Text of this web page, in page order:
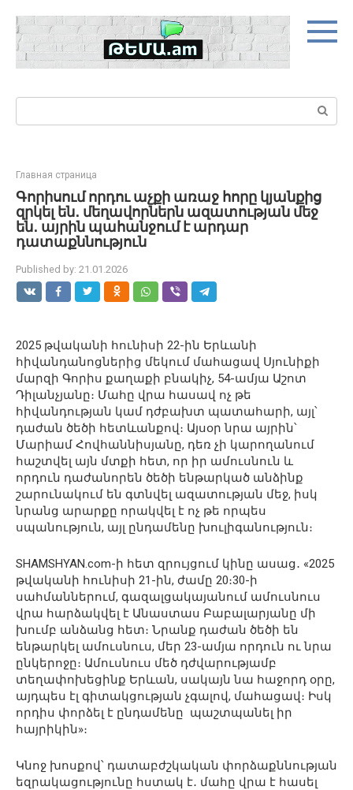
content
Search:
Главная страница
Գորիսում որդու աչքի առաջ հորը կյանքից
զրկել են․ մեղավորներն ազատության մեջ
են․ այրին պահանջում է արդար
դատաքննություն
Published by: 21.01.2026
2025 թվականի հունիսի 22-ին Երևանի
հիվանդանոցներից մեկում մահացավ Սյունիքի
մարզի Գորիս քաղաքի բնակիչ, 54-ամյա Աշոտ
Դիլանչյանը։ Մահը վրա հասավ ոչ թե
հիվանդության կամ դժբախտ պատահարի, այլ՝
դաժան ծեծի հետևանքով։ Այսօր նրա այրին՝
Մարիամ Հովհաննիսյանը, դեռ չի կարողանում
հաշտվել այն մտքի հետ, որ իր ամուսնուն և
որդուն դաժանորեն ծեծի ենթարկած անձինք
շարունակում են գտնվել ազատության մեջ, իսկ
նրանց արարքը որակվել է ոչ թե որպես
սպանություն, այլ ընդամենը խուլիգանություն։
SHAMSHYAN.com-ի հետ զրույցում կինը ասաց․ «2025
թվականի հունիսի 21-ին, ժամը 20։30-ի
սահմաններում, գազալցակայանում ամուսնուս
վրա հարձակվել է Անաստաս Բաբալարյանը մի
խումբ անձանց հետ։ Նրանք դաժան ծեծի են
ենթարկել ամուսնուս, մեր 23-ամյա որդուն ու նրա
ընկերոջը։ Ամուսնուս մեծ դժվարությամբ
տեղափոխեցինք Երևան, սակայն նա հաջորդ օրը,
այդպես էլ գիտակցության չգալով, մահացավ։ Իսկ
որդիս փորձել է ընդամենը պաշտպանել իր
հայրիկին»։
Կնոջ խոսքով՝ դատաբժշկական փորձաքննության
եզրակացությունը հստակ է․ մահը վրա է հասել